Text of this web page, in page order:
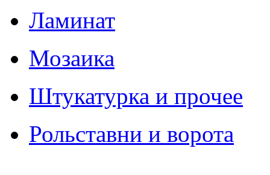
Ламинат
Мозаика
Штукатурка и прочее
Рольставни и ворота